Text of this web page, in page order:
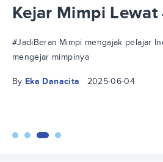
Kejar Mimpi
#JadiBeraniMimpi mengajak pelajar
mengejar mimpinya
By Eka Danacita 2025-06-04